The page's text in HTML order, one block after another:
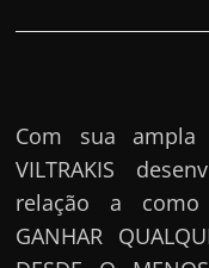
Com sua ampla
VILTRAKIS
relação a como
GANHAR